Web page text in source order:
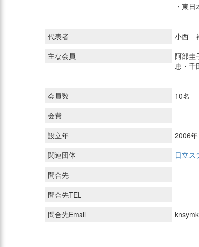
・東
代表者
小西
主な会員
阿部圭
恵・千
会員数
10名
会費
設立年
2006年
関連団体
日立ス
問合先
問合先TEL
問合先Email